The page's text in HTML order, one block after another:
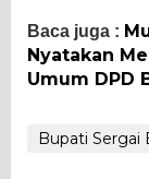
Baca juga :
Nyatakan
Umum DPD
Bupati Sergai